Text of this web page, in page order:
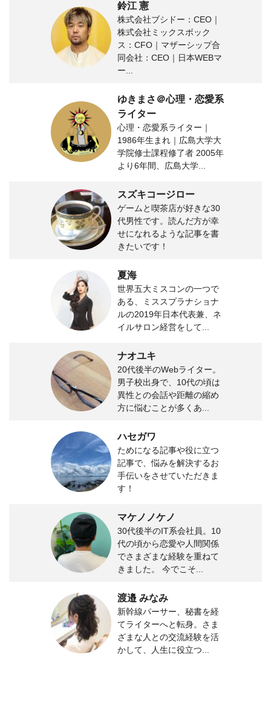
鈴江 憲
株式会社ブシドー：CEO｜
株式会社ミックスボック
ス：CFO｜マザーシップ合
同会社：CEO｜日本WEBマ
ー...
ゆきまさ＠心理・恋愛系
ライター
心理・恋愛系ライター｜
1986年生まれ｜広島大学大
学院修士課程修了者 2005年
より6年間、広島大学...
スズキコージロー
ゲームと喫茶店が好きな30
代男性です。読んだ方が幸
せになれるような記事を書
きたいです！
夏海
世界五大ミスコンの一つで
ある、ミススプラナショナ
ルの2019年日本代表兼、ネ
イルサロン経営をして...
ナオユキ
20代後半のWebライター。
男子校出身で、10代の頃は
異性との会話や距離の縮め
方に悩むことが多くあ...
ハセガワ
ためになる記事や役に立つ
記事で、悩みを解決するお
手伝いをさせていただきま
す！
マケノノケノ
30代後半のIT系会社員。10
代の頃から恋愛や人間関係
でさまざまな経験を重ねて
きました。 今でこそ...
渡邉 みなみ
新幹線パーサー、秘書を経
てライターへと転身。さま
ざまな人との交流経験を活
かして、人生に役立つ...